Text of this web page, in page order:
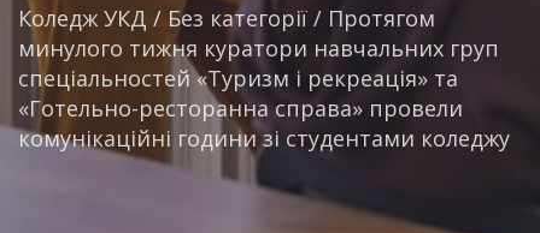
Коледж УКД / Без категорії / Протягом
минулого тижня куратори навчальних груп
спеціальностей «Туризм і рекреація» та
«Готельно-ресторанна справа» провели
комунікаційні години зі студентами коледжу